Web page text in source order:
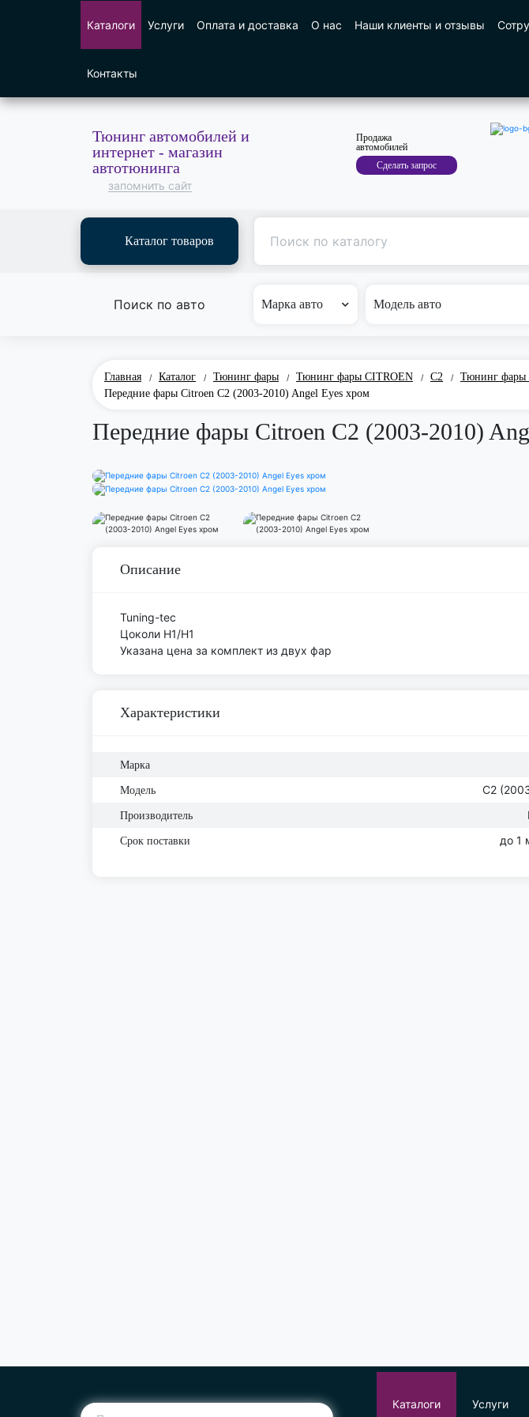
Каталоги Услуги Оплата и доставка О нас Наши клиенты и отзывы
Контакты
Тюнинг автомобилей и
интернет - магазин
автотюнинга
запомнить сайт
Продажа
автомобилей
Сделать запрос
Каталог товаров
Поиск по авто Марка авто Модель авто
Главная / Каталог / Тюнинг фары / Тюнинг фары CITROEN / C2 / Тюнинг фары
Передние фары Citroen C2 (2003-2010) Angel Eyes хром
Передние фары Citroen C2 (2003-2010)
Описание
Tuning-tec
Цоколи Н1/H1
Указана цена за комплект из двух фар
Характеристики
Марка
Модель C2
Производитель
Срок поставки до 1
Каталоги Услуги